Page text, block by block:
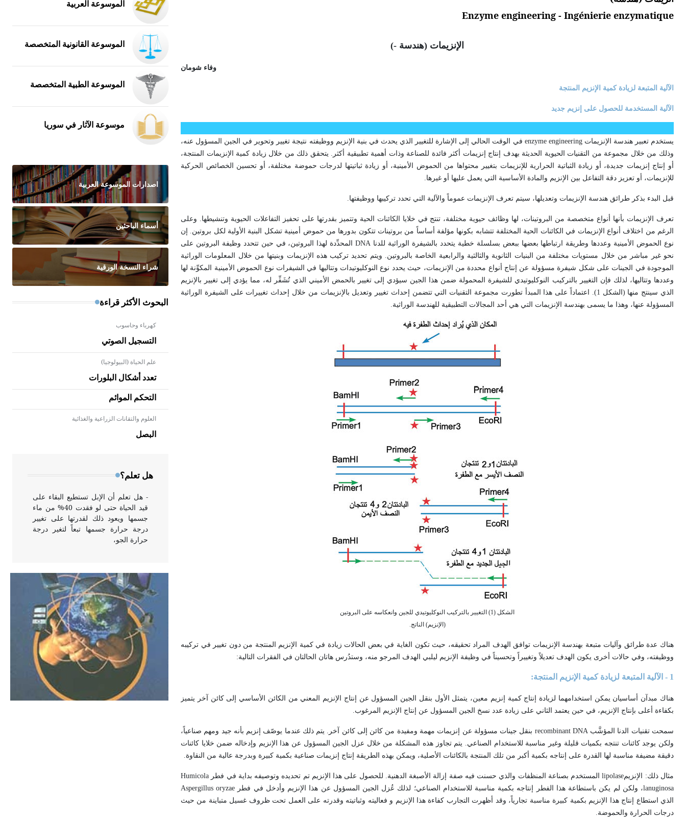
Enzyme engineering - Ingénierie enzymatique
الإنزيمات (هندسة -)
وفاء شومان
الآلية المتبعة لزيادة كمية الإنزيم المنتجة
الآلية المستخدمة للحصول على إنزيم جديد
يستخدم تعبير هندسة الإنزيماتenzyme engineering في الوقت الحالي إلى الإشارة للتغيير الذي يحدث في بنية الإنزيم ووظيفته نتيجة تغيير وتحوير في الجين المسؤول عنه،
وذلك من خلال مجموعة من التقنيات الحيوية الحديثة بهدف إنتاج إنزيمات أكثر فائدة للصناعة وذات أهمية تطبيقية أكثر. يتحقق ذلك من خلال زيادة كمية الإنزيمات المنتجة،
أو إنتاج إنزيمات جديدة، أو زيادة الثباتية الحرارية للإنزيمات بتغيير محتواها من الحموض الأمينية، أو زيادة ثباتيتها لدرجات حموضة مختلفة، أو تحسين الخصائص الحركية
للإنزيمات، أو تعزيز دقة التفاعل بين الإنزيم والمادة الأساسية التي يعمل عليها أو غيرها.
قبل البدء بذكر طرائق هندسة الإنزيمات وتعديلها، سيتم تعرف الإنزيمات عموماً والآلية التي تحدد تركيبها ووظيفتها.
تعرف الإنزيمات بأنها أنواع متخصصة من البروتينات، لها وظائف حيوية مختلفة، تنتج في خلايا الكائنات الحية وتتميز بقدرتها على تحفيز التفاعلات الحيوية وتنشيطها. وعلى
الرغم من اختلاف أنواع الإنزيمات في الكائنات الحية المختلفة تتشابه بكونها مؤلفة أساساً من بروتينات تتكون بدورها من حموض أمينية تشكل البنية الأولية لكل بروتين. إن
نوع الحموض الأمينية وعددها وطريقة ارتباطها بعضها ببعض بسلسلة خطية يتحدد بالشيفرة الوراثية للدنا DNAالمحدِّدة لهذا البروتين، في حين تتحدد وظيفة البروتين على
نحو غير مباشر من خلال مستويات مختلفة من البنيات الثانوية والثالثية والرابعية الخاصة بالبروتين. ويتم تحديد تركيب هذه الإنزيمات وبنيتها من خلال المعلومات الوراثية
الموجودة في الجينات على شكل شيفرة مسؤولة عن إنتاج أنواع محددة من الإنزيمات، حيث يحدد نوع النوكليوتيدات وتتاليها في الشيفرات نوع الحموض الأمينية المكوِّنة لها
وعددها وتتاليها، لذلك فإن التغيير بالتركيب النوكليوتيدي للشيفرة المحمولة ضمن هذا الجين سيؤدي إلى تغيير بالحمض الأميني الذي تُشَفِّر له، مما يؤدي إلى تغيير بالإنزيم
الذي سينتج منها (الشكل 1). اعتماداً على هذا المبدأ تطورت مجموعة التقنيات التي تتضمن إحداث تغيير وتعديل بالإنزيمات من خلال إحداث تغييرات على الشيفرة الوراثية
المسؤولة عنها، وهذا ما يسمى بهندسة الإنزيمات التي هي أحد المجالات التطبيقية للهندسة الوراثية.
الشكل (1) التغيير بالتركيب النوكليوتيدي للجين وانعكاسه على البروتين
(الإنزيم) الناتج.
هناك عدة طرائق وآليات متبعة بهندسة الإنزيمات توافق الهدف المراد تحقيقه، حيث تكون الغاية في بعض الحالات زيادة في كمية الإنزيم المنتجة من دون تغيير في تركيبه
ووظيفته، وفي حالات أخرى يكون الهدف تعديلاً وتغييراً وتحسيناً في وظيفة الإنزيم ليلبي الهدف المرجو منه، وستدُرس هاتان الحالتان في الفقرات التالية:
1 - الآلية المتبعة لزيادة كمية الإنزيم المنتجة:
هناك مبدآن أساسيان يمكن استخدامهما لزيادة إنتاج كمية إنزيم معين، يتمثل الأول بنقل الجين المسؤول عن إنتاج الإنزيم المعني من الكائن الأساسي إلى كائن آخر يتميز
بكفاءة أعلى بإنتاج الإنزيم، في حين يعتمد الثاني على زيادة عدد نسخ الجين المسؤول عن إنتاج الإنزيم المرغوب.
سمحت تقنيات الدنا المؤشَّبrecombinant DNA بنقل جينات مسؤولة عن إنزيمات مهمة ومفيدة من كائن إلى كائن آخر. يتم ذلك عندما يوصّف إنزيم بأنه جيد ومهم صناعياً،
ولكن يوجد كائنات تنتجه بكميات قليلة وغير مناسبة للاستخدام الصناعي. يتم تجاوز هذه المشكلة من خلال عزل الجين المسؤول عن هذا الإنزيم وإدخاله ضمن خلايا كائنات
دقيقة مضيفة مناسبة لها القدرة على إنتاجه بكمية أكبر من تلك المنتجة بالكائنات الأصلية، ويمكن بهذه الطريقة إنتاج إنزيمات صناعية بكمية كبيرة وبدرجة عالية من النقاوة.
مثال ذلك: الإنزيمlipolaseالمستخدم بصناعة المنظفات والذي حسنت فيه صفة إزالة الأصبغة الدهنية. للحصول على هذا الإنزيم تم تحديده وتوصيفه بداية في فطر Humicola
lanuginosa، ولكن لم يكن باستطاعة هذا الفطر إنتاجه بكمية مناسبة للاستخدام الصناعي؛ لذلك عُزل الجين المسؤول عن هذا الإنزيم وأدخل في فطر Aspergillus oryzae
الذي استطاع إنتاج هذا الإنزيم بكمية كبيرة مناسبة تجارياً، وقد أظهرت التجارب كفاءة هذا الإنزيم و فعاليته وثباتيته وقدرته على العمل تحت ظروف غسيل متباينة من حيث
درجات الحرارة والحموضة.
الموسوعة العربية
الموسوعة القانونية المتخصصة
الموسوعة الطبية المتخصصة
موسوعة الآثار في سوريا
اصدارات الموسوعة العربية
أسماء الباحثين
شراء النسخة الورقية
البحوث الأكثر قراءة
كهرباء وحاسوب
التسجيل الصوتي
علم الحياة (البيولوجيا)
تعدد أشكال البلورات
التحكم الموائم
العلوم والتقانات الزراعية والغذائية
البصل
هل تعلم؟
- هل تعلم أن الأبلق نوع من الفنون
الهندسية التي ارتبطت بالعمارة
الإسلامية في بلاد الشام ومصر خاصة،
- هل تعلم أن الإبل تستطيع البقاء على
قيد الحياة حتى لو فقدت 40% من ماء
جسمها ويعود ذلك لقدرتها على تغيير
درجة حرارة جسمها تبعاً لتغير درجة
حرارة الجو،
- هل تعلم أن أبقراط كتب في الطب
أربعة مؤلفات هي: الحكم، الأدلة، تنظيم
التغذية، ورسالته في جروح الرأس.
ويعود له الفضل بأنه حرر الطب من
الدين والفلسفة.
- هل تعلم أن المرجان إفراز حيواني
يتكون في البحر ويتركب من مادة
كربونات الكلسيوم، وهو أحمر أو شديد
الحمرة وهو أجود أنواعه، ويمتاز بكبر
الحجم ويسمى الش